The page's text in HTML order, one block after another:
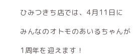
ひみつきち店では、4月11日に
みんなのオトモのあいるちゃんが
1周年を迎えます！